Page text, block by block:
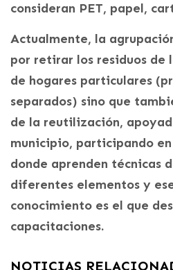
consideran PET, papel,
Actualmente, la
por retirar los residuos de
de hogares particulares
separados) sino que
de la reutilización,
municipio, participando
donde aprenden técnicas
diferentes elementos y
conocimiento es el que
capacitaciones.
NOTICIAS